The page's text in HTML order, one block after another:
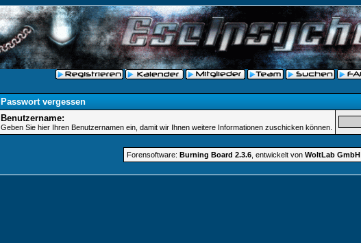
Passwort vergessen
Benutzername:
Geben Sie hier Ihren Benutzernamen ein, damit wir Ihnen weitere Informationen zuschicken können.
Forensoftware: Burning Board 2.3.6, entwickelt von WoltLab GmbH